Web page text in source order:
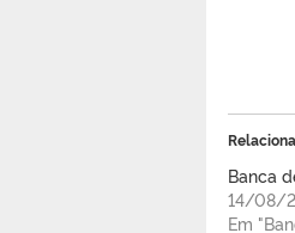
Banca
14/08/
Em